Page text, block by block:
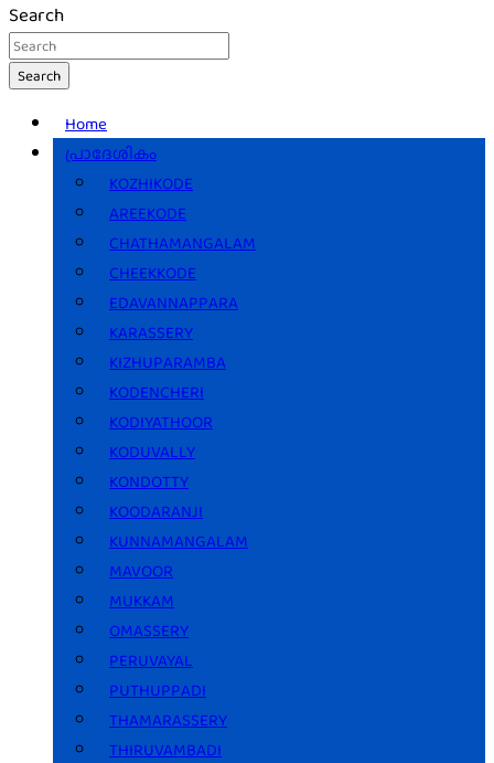
Search
Search
Home
പ്രാദേശികം
KOZHIKODE
AREEKODE
CHATHAMANGALAM
CHEEKKODE
EDAVANNAPPARA
KARASSERY
KIZHUPARAMBA
KODENCHERI
KODIYATHOOR
KODUVALLY
KONDOTTY
KOODARANJI
KUNNAMANGALAM
MAVOOR
MUKKAM
OMASSERY
PERUVAYAL
PUTHUPPADI
THAMARASSERY
THIRUVAMBADI